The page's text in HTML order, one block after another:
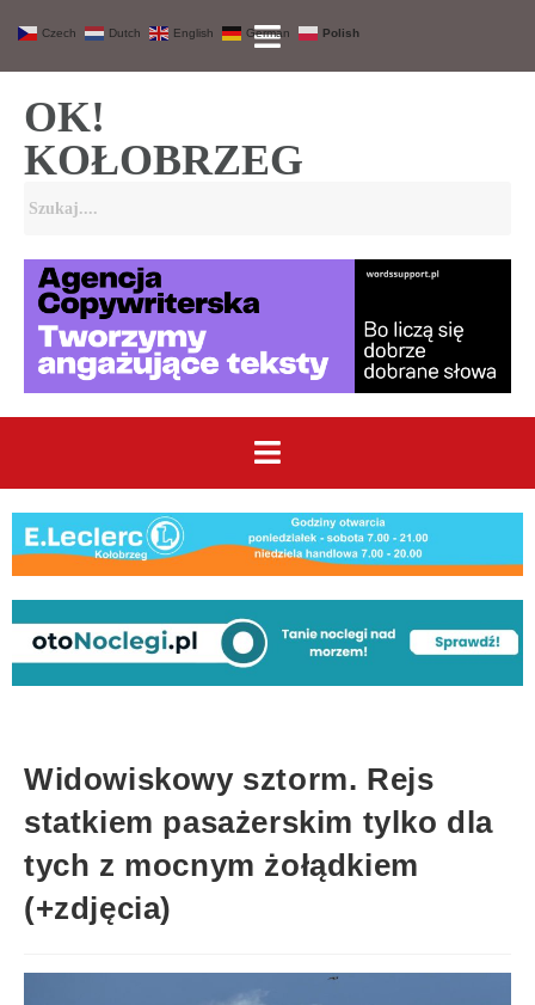
OK!
KOŁOBRZEG
Widowiskowy sztorm. Rejs
statkiem pasażerskim tylko dla
tych z mocnym żołądkiem
(+zdjęcia)
Czech Dutch English German Polish